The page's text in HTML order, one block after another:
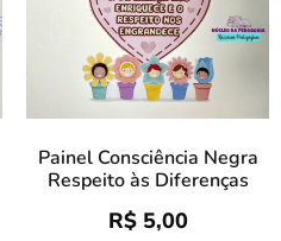
Painel Consciência Negra
Respeito às Diferenças
R$5,00